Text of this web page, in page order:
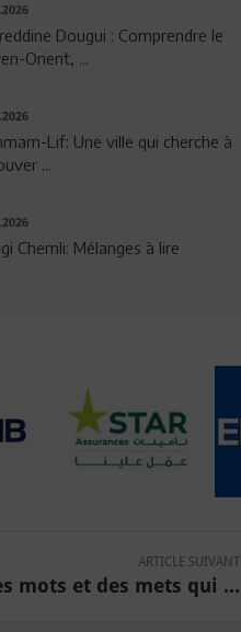
Dougui : Comprendre le
Orient, ...
Lif: Une ville qui cherche à
...
Chemli: Mélanges à lire
ARTICLE SUIVANT
mots et des mets qui ...